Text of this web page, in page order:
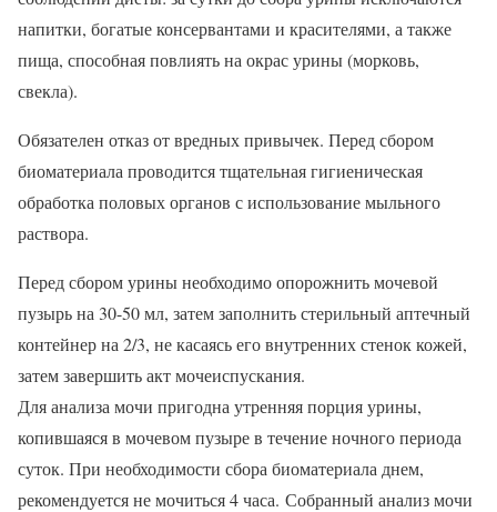
напитки, богатые консервантами и красителями, а также
пища, способная повлиять на окрас урины (морковь,
свекла).
Обязателен отказ от вредных привычек. Перед сбором
биоматериала проводится тщательная гигиеническая
обработка половых органов с использование мыльного
раствора.
Перед сбором урины необходимо опорожнить мочевой
пузырь на 30-50 мл, затем заполнить стерильный аптечный
контейнер на 2/3, не касаясь его внутренних стенок кожей,
затем завершить акт мочеиспускания.
Для анализа мочи пригодна утренняя порция урины,
копившаяся в мочевом пузыре в течение ночного периода
суток. При необходимости сбора биоматериала днем,
рекомендуется не мочиться 4 часа. Собранный анализ мочи